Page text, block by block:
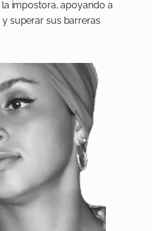
impostora, apoyando a
superar sus barreras